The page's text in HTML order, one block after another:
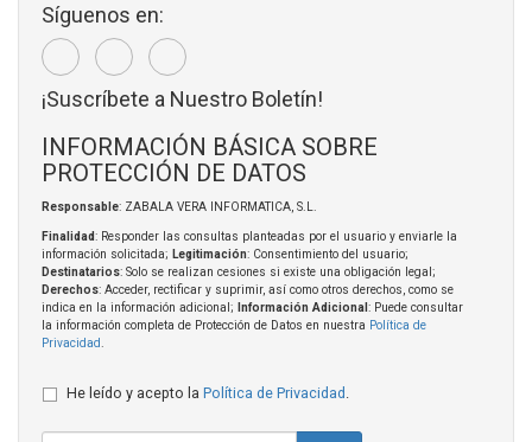
Síguenos en:
¡Suscríbete a Nuestro Boletín!
INFORMACIÓN BÁSICA SOBRE
PROTECCIÓN DE DATOS
Responsable: ZABALA VERA INFORMATICA, S.L.
Finalidad: Responder las consultas planteadas por el usuario y enviarle la
información solicitada; Legitimación: Consentimiento del usuario;
Destinatarios: Solo se realizan cesiones si existe una obligación legal;
Derechos: Acceder, rectificar y suprimir, así como otros derechos, como se
indica en la información adicional;
Información Adicional : Puede consultar
la información completa de Protección de Datos en nuestra Política de
Privacidad
He leído y acepto la Política de Privacidad